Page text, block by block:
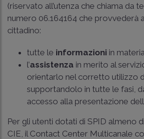
(riservato all’utenza che chiama da
numero 06.164164 che provvederà
cittadino:
tutte le informazioni in
l’assistenza in merito al
orientarlo nel corretto utilizzo
supportandolo in tutte le fasi,
accesso alla presentazione
Per gli utenti dotati di SPID almeno
CIE, il Contact Center Multicanale